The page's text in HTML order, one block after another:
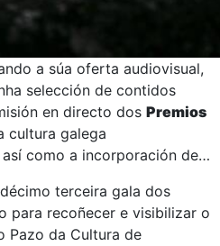
a súa oferta audiovisual,
selección de contidos
en directo dos Premios
cultura galega
así como a incorporación de
terceira gala dos
para recoñecer e visibilizar o
Pazo da Cultura de